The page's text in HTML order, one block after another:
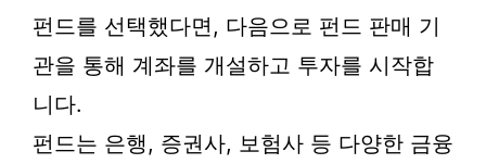
펀드를 선택했다면, 다음으로 펀드 판매 기
관을 통해 계좌를 개설하고 투자를 시작합
니다.
펀드는 은행, 증권사, 보험사 등 다양한 금융